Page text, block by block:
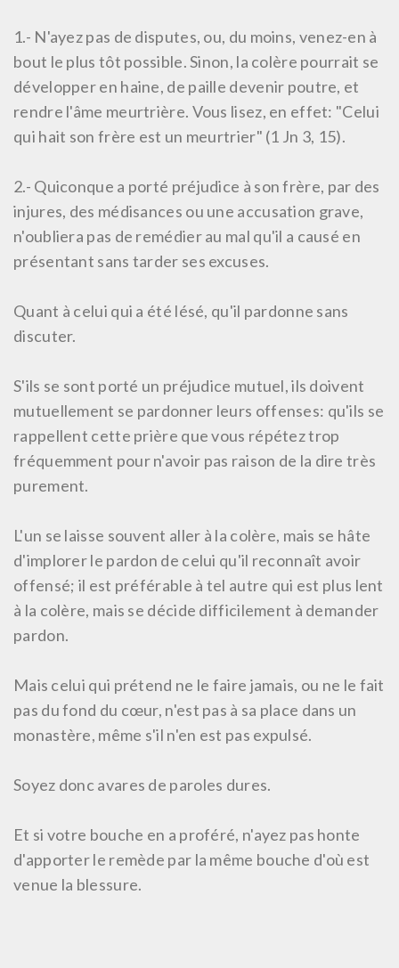
1.- N'ayez pas de disputes, ou, du moins, venez-en à
bout le plus tôt possible. Sinon, la colère pourrait se
développer en haine, de paille devenir poutre, et
rendre l'âme meurtrière. Vous lisez, en effet: "Celui
qui hait son frère est un meurtrier" (1 Jn 3, 15).
2.- Quiconque a porté préjudice à son frère, par des
injures, des médisances ou une accusation grave,
n'oubliera pas de remédier au mal qu'il a causé en
présentant sans tarder ses excuses.
Quant à celui qui a été lésé, qu'il pardonne sans
discuter.
S'ils se sont porté un préjudice mutuel, ils doivent
mutuellement se pardonner leurs offenses: qu'ils se
rappellent cette prière que vous répétez trop
fréquemment pour n'avoir pas raison de la dire très
purement.
L'un se laisse souvent aller à la colère, mais se hâte
d'implorer le pardon de celui qu'il reconnaît avoir
offensé; il est préférable à tel autre qui est plus lent
à la colère, mais se décide difficilement à demander
pardon.
Mais celui qui prétend ne le faire jamais, ou ne le fait
pas du fond du cœur, n'est pas à sa place dans un
monastère, même s'il n'en est pas expulsé.
Soyez donc avares de paroles dures.
Et si votre bouche en a proféré, n'ayez pas honte
d'apporter le remède par la même bouche d'où est
venue la blessure.